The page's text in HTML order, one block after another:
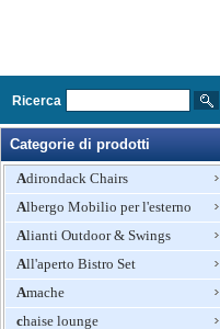
Ricerca
Categorie di prodotti
Adirondack Chairs
Albergo Mobilio per l'esterno
Alianti Outdoor & Swings
All'aperto Bistro Set
Amache
chaise lounge